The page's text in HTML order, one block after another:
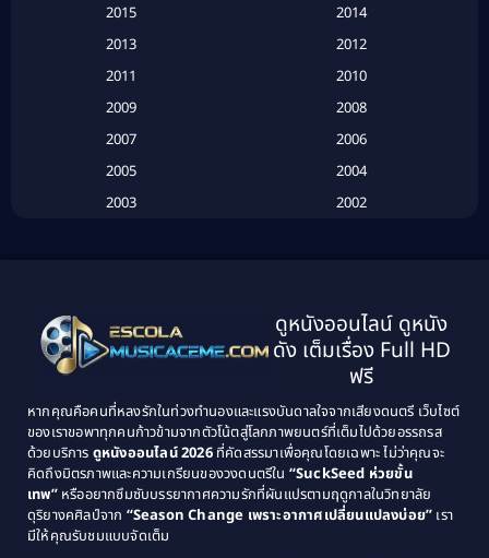
Classic หนังคลาสสิก(25)
Classic หนังคลาสสิก(134)
Classic หนังคลาสสิก(21)
Comedy ตลก(515)
Comedy ตลก(46)
2015
2014
2013
2012
2011
2010
2009
2008
2007
2006
2005
2004
2003
2002
1995
1994
1993
1992
1989
1988
1987
1986
1985
1984
1983
1982
ดูหนังออนไลน์ ดูหนัง
ดัง เต็มเรื่อง Full HD
ฟรี
หากคุณคือคนที่หลงรักในท่วงทำนองและแรงบันดาลใจจากเสียงดนตรี เว็บไซต์
ของเราขอพาทุกคนก้าวข้ามจากตัวโน้ตสู่โลกภาพยนตร์ที่เต็มไปด้วยอรรถรส
ด้วยบริการ ดูหนังออนไลน์ 2026ที่คัดสรรมาเพื่อคุณโดยเฉพาะ ไม่ว่าคุณจะ
คิดถึงมิตรภาพและความเกรียนของวงดนตรีใน “SuckSeed ห่วยขั้น
เทพ”หรืออยากซึมซับบรรยากาศความรักที่ผันแปรตามฤดูกาลในวิทยาลัย
ดุริยางคศิลป์จาก “Season Change เพราะอากาศเปลี่ยนแปลงบ่อย” เรา
มีให้คุณรับชมแบบจัดเต็ม